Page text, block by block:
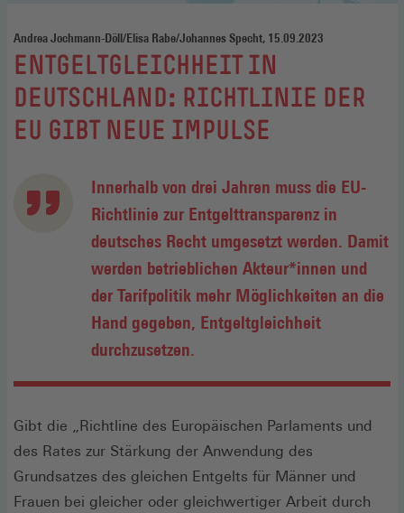
Andrea Jochmann-Döll/Elisa Rabe/Johannes Specht, 15.09.2023
:
ENTGELTGLEICHHEIT IN
DEUTSCHLAND: RICHTLINIE DER
EU GIBT NEUE IMPULSE
Innerhalb von drei Jahren muss die EU-
Richtlinie zur Entgelttransparenz in
deutsches Recht umgesetzt werden. Damit
werden betrieblichen Akteur*innen und
der Tarifpolitik mehr Möglichkeiten an die
Hand gegeben, Entgeltgleichheit
durchzusetzen.
Gibt die „Richtline des Europäischen Parlaments und
des Rates zur Stärkung der Anwendung des
Grundsatzes des gleichen Entgelts für Männer und
Frauen bei gleicher oder gleichwertiger Arbeit durch